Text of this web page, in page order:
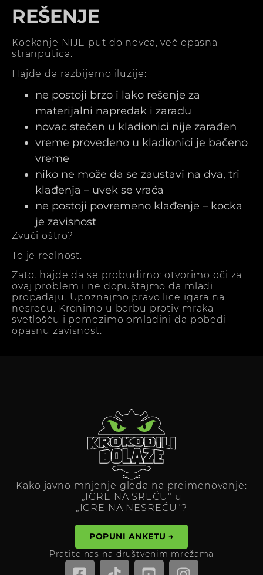
REŠENJE
Kockanje NIJE put do novca, već opasna
stranputica.
Hajde da razbijemo iluzije:
ne postoji brzo i lako rešenje za
materijalni napredak i zaradu
novac stečen u kladionici nije zarađen
vreme provedeno u kladionici je bačeno
vreme
niko ne može da se zaustavi na dva, tri
klađenja – uvek se vraća
ne postoji povremeno klađenje – kocka
je zavisnost
Zvuči oštro?
To je realnost.
Zato, hajde da se probudimo: otvorimo oči za
ovaj problem i ne dopuštajmo da mladi
propadaju. Upoznajmo pravo lice igara na
nesreću. Krenimo u borbu protiv mraka
svetlošću i pomozimo omladini da pobedi
opasnu zavisnost.
Kako javno mnjenje gleda na preimenovanje:
„IGRE NA SREĆU" u
„IGRE NA NESREĆU"?
POPUNI ANKETU →
Pratite nas na društvenim mrežama